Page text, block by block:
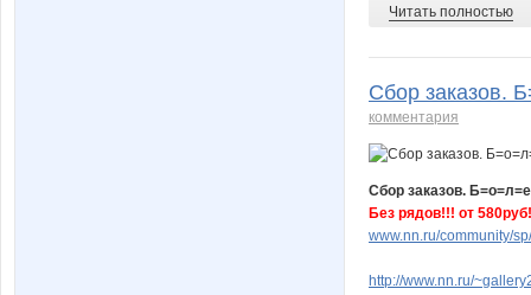
Читать полностью
Сбор заказов.
комментария
Сбор заказов.
Без рядов!!! от
www.nn.ru/community/
http://www.nn.ru/